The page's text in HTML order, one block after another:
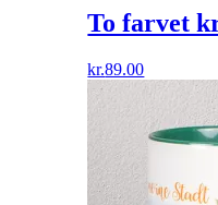
To farvet
kr.89.00